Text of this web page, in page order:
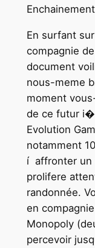
En surfant
compagnie
document
nous-meme
moment
de ce futur i�
Evolution
notamment
í affronter un
prolifere
randonnée.
en
Monopoly
percevoir